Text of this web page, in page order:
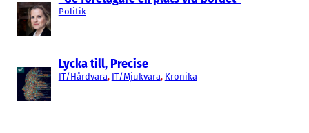
Politik
Lycka till, Precise
IT/Hårdvara, IT/Mjukvara, Krönika
och finns till exempel etablerat mellan Danmark
och Tyskland.
Avveckla elprisområden i Sverige och inför ett
nationellt elprisområde som är kopplat till
nordiska elnätet och elsystemet. Införande eller
avvecklande av elprisområden kan beslutas med
nationell suveränitet. Det är ej ett EU-beslut som